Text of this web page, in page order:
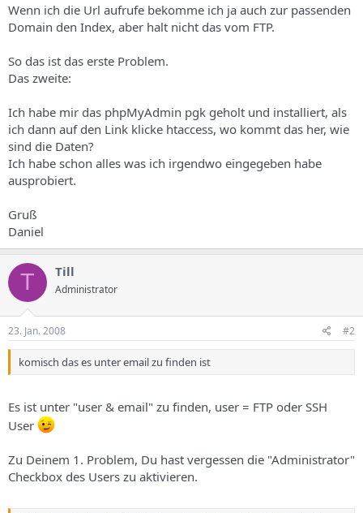
Wenn ich die Url aufrufe bekomme ich ja auch zur passenden
Domain den Index, aber halt nicht das vom FTP.
So das ist das erste Problem.
Das zweite:
Ich habe mir das phpMyAdmin pgk geholt und installiert, als
ich dann auf den Link klicke htaccess, wo kommt das her, wie
sind die Daten?
Ich habe schon alles was ich irgendwo eingegeben habe
ausprobiert.
Gruß
Daniel
T Till
Administrator
23. Jan. 2008 #2
komisch das es unter email zu finden ist
Es ist unter "user & email" zu finden, user = FTP oder SSH
User
Zu Deinem 1. Problem, Du hast vergessen die "Administrator"
Checkbox des Users zu aktivieren.